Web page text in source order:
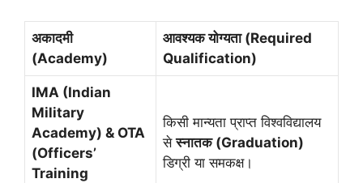
अकादमी
(Academy)
आवश्यक योग्यता (Required
Qualification)
IMA (Indian
Military
Academy) & OTA
(Officers’
Training
किसी मान्यता प्राप्त विश्वविद्यालय
सेस्नातक (Graduation)
डिग्री या समकक्ष।